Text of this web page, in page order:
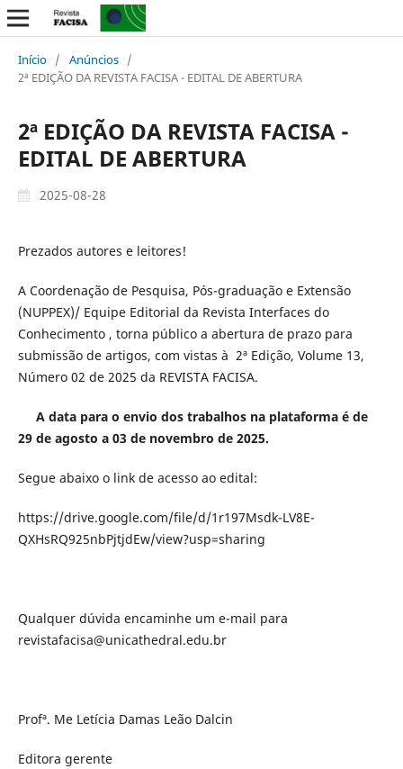
Início / Anúncios /
2ª EDIÇÃO DA REVISTA FACISA - EDITAL DE ABERTURA
2ª EDIÇÃO DA REVISTA FACISA -
EDITAL DE ABERTURA
2025-08-28
Prezados autores e leitores!
A Coordenação de Pesquisa, Pós-graduação e Extensão
(NUPPEX)/ Equipe Editorial da Revista Interfaces do
Conhecimento , torna público a abertura de prazo para
submissão de artigos, com vistas à 2ª Edição, Volume 13,
Número 02 de 2025 da REVISTA FACISA.
A data para o envio dos trabalhos na plataforma é de
29 de agosto a 03 de novembro de 2025.
Segue abaixo o link de acesso ao edital:
https://drive.google.com/file/d/1r197Msdk-LV8E-
QXHsRQ925nbPjtjdEw/view?usp=sharing
Qualquer dúvida encaminhe um e-mail para
revistafacisa@unicathedral.edu.br
Profª. Me Letícia Damas Leão Dalcin
Editora gerente